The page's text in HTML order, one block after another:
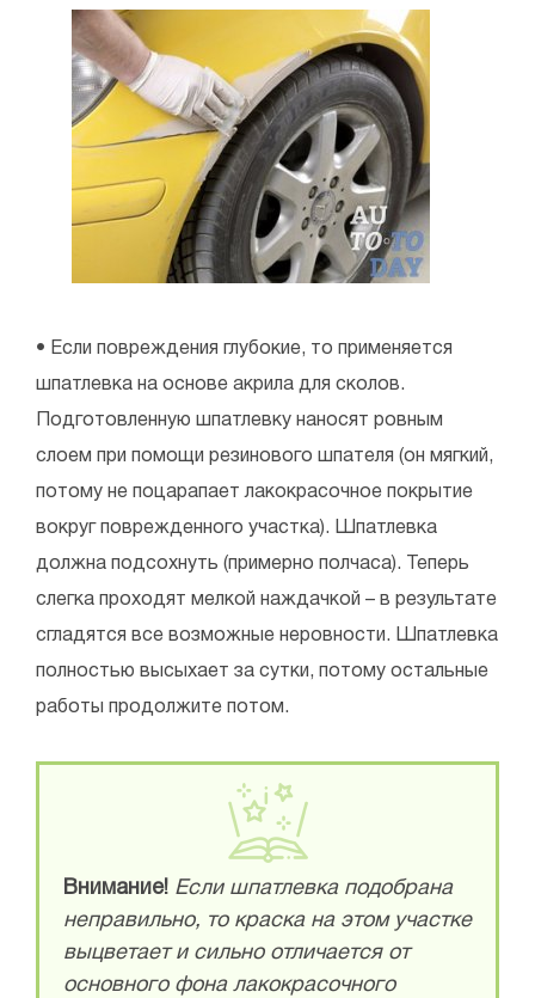
• Если повреждения глубокие, то применяется
шпатлевка на основе акрила для сколов.
Подготовленную шпатлевку наносят ровным
слоем при помощи резинового шпателя (он мягкий,
потому не поцарапает лакокрасочное покрытие
вокруг поврежденного участка). Шпатлевка
должна подсохнуть (примерно полчаса). Теперь
слегка проходят мелкой наждачкой – в результате
сгладятся все возможные неровности. Шпатлевка
полностью высыхает за сутки, потому остальные
работы продолжите потом.
Внимание! Если шпатлевка подобрана
неправильно, то краска на этом участке
выцветает и сильно отличается от
основного фона лакокрасочного